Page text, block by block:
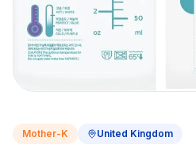
Mother-K United Kingdom